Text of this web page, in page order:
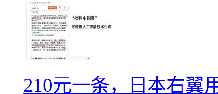
210元一条，日本右翼